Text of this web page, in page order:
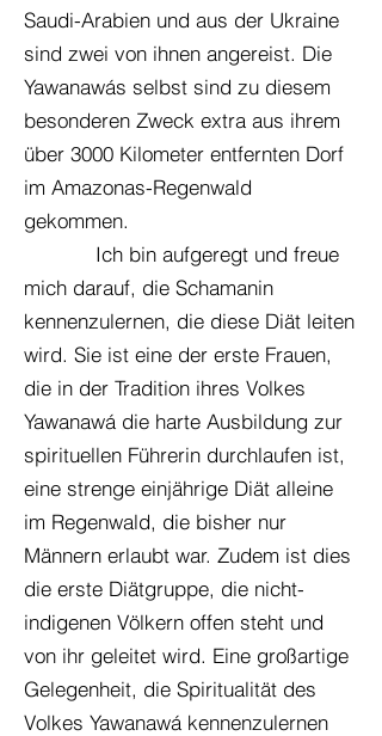
Saudi-Arabien und aus der Ukraine
sind zwei von ihnen angereist. Die
Yawanawás selbst sind zu diesem
besonderen Zweck extra aus ihrem
über 3000 Kilometer entfernten Dorf
im Amazonas-Regenwald
gekommen.
Ich bin aufgeregt und freue
mich darauf, die Schamanin
kennenzulernen, die diese Diät leiten
wird. Sie ist eine der erste Frauen,
die in der Tradition ihres Volkes
Yawanawá die harte Ausbildung zur
spirituellen Führerin durchlaufen ist,
eine strenge einjährige Diät alleine
im Regenwald, die bisher nur
Männern erlaubt war. Zudem ist dies
die erste Diätgruppe, die nicht-
indigenen Völkern offen steht und
von ihr geleitet wird. Eine großartige
Gelegenheit, die Spiritualität des
Volkes Yawanawá kennenzulernen